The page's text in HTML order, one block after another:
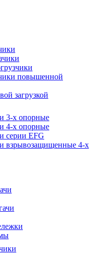
повышенной
загрузкой
3-х опорные
4-х опорные
серии EFG
взрывозащищенные 4-х